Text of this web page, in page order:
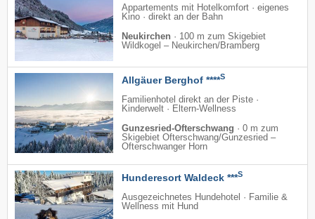
Appartements mit Hotelkomfort · eigenes
Kino · direkt an der Bahn
Neukirchen · 100 m zum Skigebiet
Wildkogel – Neukirchen/​Bramberg
Allgäuer Berghof ****S
Familienhotel direkt an der Piste ·
Kinderwelt · Eltern-Wellness
Gunzesried-Ofterschwang · 0 m zum
Skigebiet Ofterschwang/​Gunzesried –
Ofterschwanger Horn
Hunderesort Waldeck ***S
Ausgezeichnetes Hundehotel · Familie &
Wellness mit Hund